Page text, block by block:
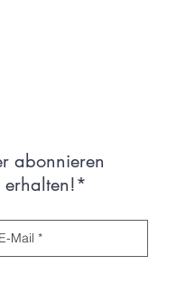
abonnieren
erhalten!*